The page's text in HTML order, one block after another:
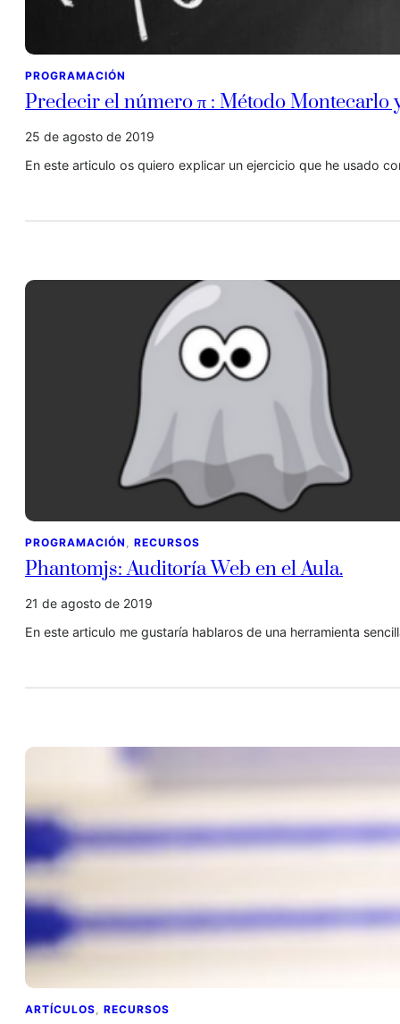
PROGRAMACIÓN
Predecir el número π : Método Montecarlo
25 de agosto de 2019
En este articulo os quiero explicar un ejercicio que he usado
PROGRAMACIÓN , RECURSOS
Phantomjs: Auditoría Web en el Aula.
21 de agosto de 2019
En este articulo me gustaría hablaros de una herramienta
ARTÍCULOS, RECURSOS